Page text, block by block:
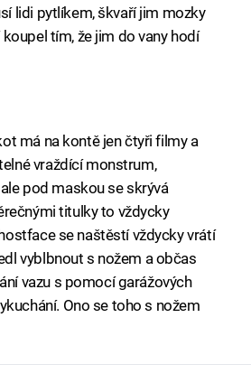
lidi pytlíkem, škvaří jim mozky
tím, že jim do vany hodí
má na kontě jen čtyři filmy a
vraždící monstrum,
pod maskou se skrývá
titulky to vždycky
se naštěstí vždycky vrátí
vyblbnout s nožem a občas
vazu s pomocí garážových
Ono se toho s nožem